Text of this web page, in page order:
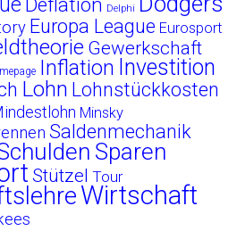
Delphi
Europa League Eurosport
Gewerkschaft
Inflation Investition
Lohn Lohnstückkosten
Minsky
Saldenmechanik
Sparen
Stützel Tour
Wirtschaft